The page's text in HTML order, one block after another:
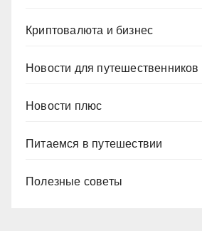
Криптовалюта и бизнес
Новости для путешественников
Новости плюс
Питаемся в путешествии
Полезные советы